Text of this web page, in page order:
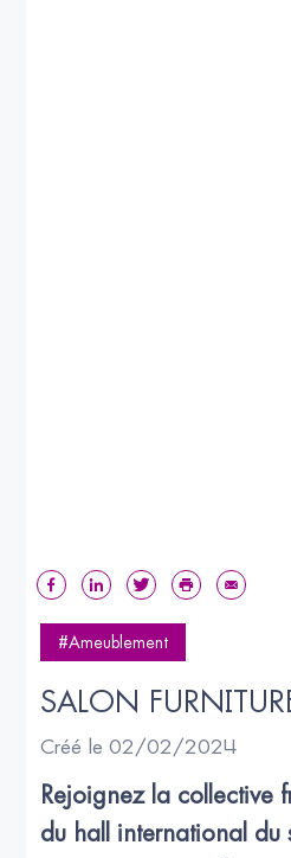
#Ameublement
SALON
Créé le 02/02/2024
Rejoignez la collective
du hall international du